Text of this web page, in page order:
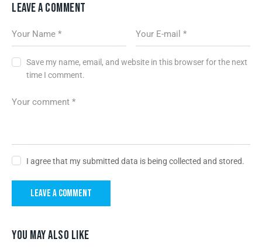
LEAVE A COMMENT
Save my name, email, and website in this browser for the next
time I comment.
I agree that my submitted data is being collected and stored.
YOU MAY ALSO LIKE